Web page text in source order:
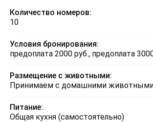
Количество номеров:
10
Условия бронирования:
предоплата 2000 руб., предоплата
Размещение с животными:
Принимаем с домашними
Питание:
Общая кухня (самостоятельно)